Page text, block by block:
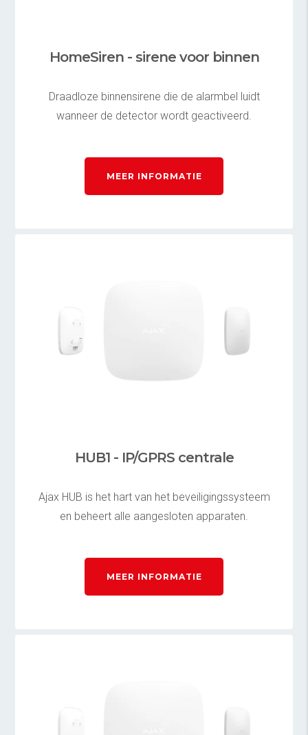
HomeSiren - sirene voor binnen
Draadloze binnensirene die de alarmbel luidt
wanneer de detector wordt geactiveerd.
MEER INFORMATIE
HUB1 - IP/GPRS centrale
Ajax HUB is het hart van het beveiligingssysteem
en beheert alle aangesloten apparaten.
MEER INFORMATIE